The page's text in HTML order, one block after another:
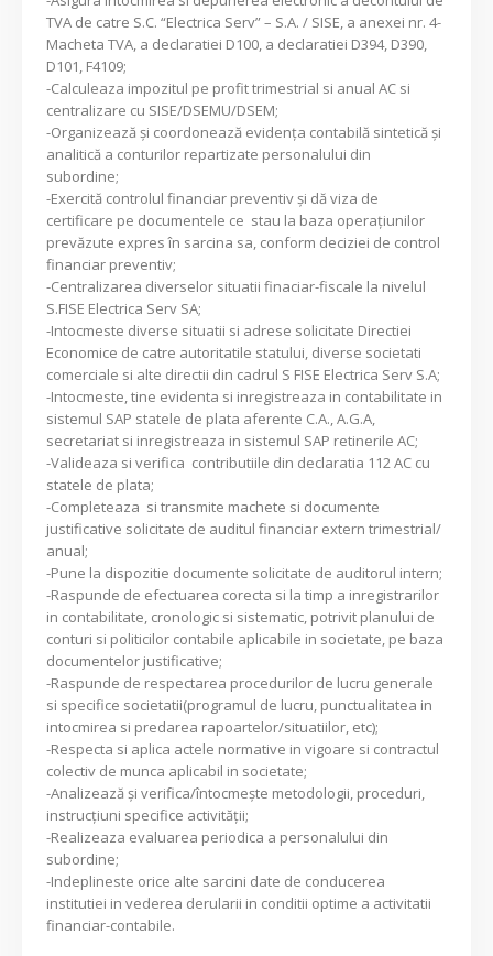
TVA de catre S.C. “Electrica Serv” – S.A. / SISE, a anexei nr. 4-
Macheta TVA, a declaratiei D100, a declaratiei D394, D390,
D101, F4109;
-Calculeaza impozitul pe profit trimestrial si anual AC si
centralizare cu SISE/DSEMU/DSEM;
-Organizează şi coordonează evidenţa contabilă sintetică şi
analitică a conturilor repartizate personalului din
subordine;
-Exercită controlul financiar preventiv şi dă viza de
certificare pe documentele ce stau la baza operaţiunilor
prevăzute expres în sarcina sa, conform deciziei de control
financiar preventiv;
-Centralizarea diverselor situatii finaciar-fiscale la nivelul
S.FISE Electrica Serv SA;
-Intocmeste diverse situatii si adrese solicitate Directiei
Economice de catre autoritatile statului, diverse societati
comerciale si alte directii din cadrul S FISE Electrica Serv S.A;
-Intocmeste, tine evidenta si inregistreaza in contabilitate in
sistemul SAP statele de plata aferente C.A., A.G.A,
secretariat si inregistreaza in sistemul SAP retinerile AC;
-Valideaza si verifica contributiile din declaratia 112 AC cu
statele de plata;
-Completeaza si transmite machete si documente
justificative solicitate de auditul financiar extern trimestrial/
anual;
-Pune la dispozitie documente solicitate de auditorul intern;
-Raspunde de efectuarea corecta si la timp a inregistrarilor
in contabilitate, cronologic si sistematic, potrivit planului de
conturi si politicilor contabile aplicabile in societate, pe baza
documentelor justificative;
-Raspunde de respectarea procedurilor de lucru generale
si specifice societatii(programul de lucru, punctualitatea in
intocmirea si predarea rapoartelor/situatiilor, etc);
-Respecta si aplica actele normative in vigoare si contractul
colectiv de munca aplicabil in societate;
-Analizează şi verifica/întocmeşte metodologii, proceduri,
instrucţiuni specifice activităţii;
-Realizeaza evaluarea periodica a personalului din
subordine;
-Indeplineste orice alte sarcini date de conducerea
institutiei in vederea derularii in conditii optime a activitatii
financiar-contabile.